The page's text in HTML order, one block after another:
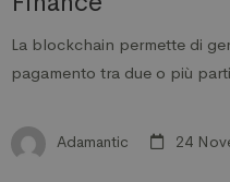
La blockchain permette di
pagamento tra due o più
Adamantic 24